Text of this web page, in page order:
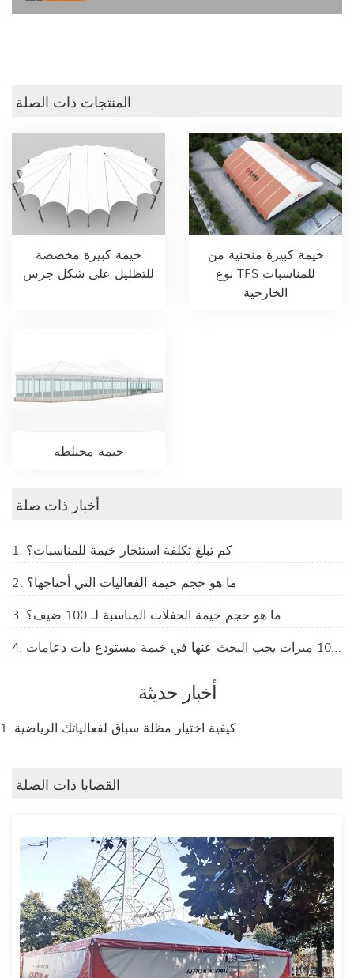
المنتجات ذات الصلة
خيمة كبيرة مخصصة
للتظليل على شكل جرس
خيمة كبيرة منحنية من
نوع TFS للمناسبات
الخارجية
خيمة مختلطة
أخبار ذات صلة
1. كم تبلغ تكلفة استئجار خيمة للمناسبات؟
2. ما هو حجم خيمة الفعاليات التي أحتاجها؟
3. ما هو حجم خيمة الحفلات المناسبة لـ 100 ضيف؟
4. أهم 10 ميزات يجب البحث عنها في خيمة مستودع ذات دعامات
أخبار حديثة
1. كيفية اختيار مظلة سباق لفعالياتك الرياضية
القضايا ذات الصلة